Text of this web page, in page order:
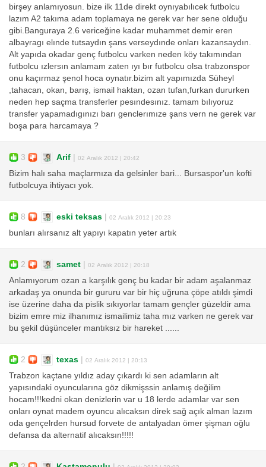
birşey anlamıyosun. bize ilk 11de direkt oynıyabılıcek futbolcu
lazım A2 takıma adam toplamaya ne gerek var her sene olduğu
gibi.Banguraya 2.6 vericeğine kadar muhammet demir eren
albayragı elınde tutsaydın şans verseydınde onları kazansaydın.
Alt yapıda okadar genç futbolcu varken neden köy takımından
futbolcu ızlersın anlamam zaten ıyı bır futbolcu olsa trabzonspor
onu kaçırmaz şenol hoca oynatır.bizim alt yapımızda Süheyl
,tahacan, okan, barış, ismail haktan, ozan tufan,furkan dururken
neden hep saçma transferler pesındesınız. tamam bılıyoruz
transfer yapamadıgınızı barı genclerımıze şans vern ne gerek var
boşa para harcamaya ?
3 Arif | 02 Aralık 2012 | 20:42
Bizim halı saha maçlarmıza da gelsinler bari... Bursaspor'un kofti
futbolcuya ihtiyacı yok.
8 eski teksas | 02 Aralık 2012 | 20:23
bunları alırsanız alt yapıyı kapatın yeter artık
2 samet | 02 Aralık 2012 | 20:18
Anlamıyorum ozan a karşılık genç bu kadar bir adam aşalanmaz
arkadaş ya onunda bir gururu var bir hiç uğruna çöpe atıldı şimdi
ise üzerine daha da pislik sıkıyorlar tamam gençler güzeldir ama
bizim emre miz ilhanımız ismailimiz taha mız varken ne gerek var
bu şekil düşünceler mantıksız bir hareket ......
2 texas | 02 Aralık 2012 | 20:13
Trabzon kaçtane yıldız aday çıkardı ki sen adamların alt
yapısındaki oyuncularına göz dikmişssin anlamış değilim
hocam!!!kedni okan denizlerin var u 18 lerde adamlar var sen
onları oynat madem oyuncu alıcaksın direk sağ açık alman lazım
oda gençelrden hursud forvete de antalyadan ömer şişman oğlu
defansa da alternatif alıcaksın!!!!!